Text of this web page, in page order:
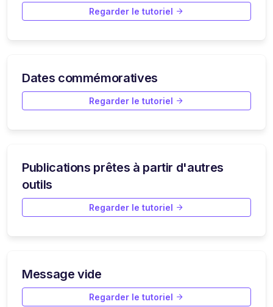
Regarder le tutoriel
Dates commémoratives
Regarder le tutoriel
Publications prêtes à partir d'autres
outils
Regarder le tutoriel
Message vide
Regarder le tutoriel